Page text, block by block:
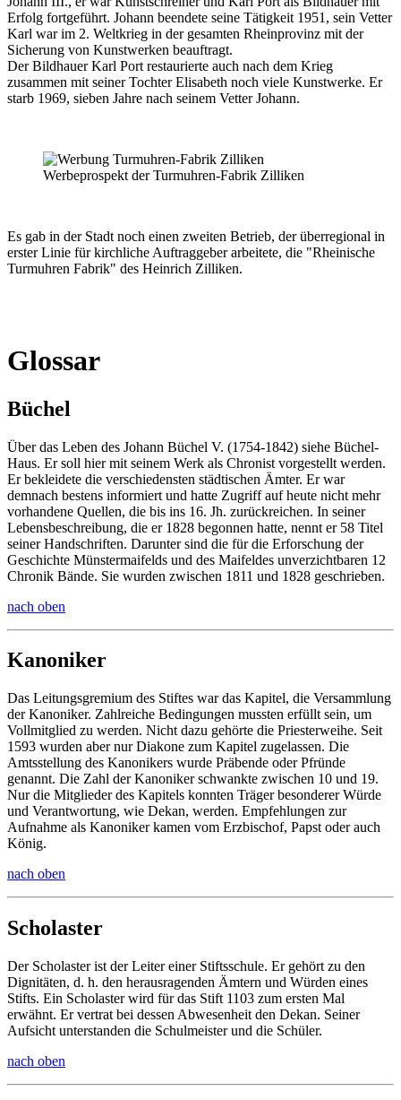
Erfolg fortgeführt. Johann beendete seine Tätigkeit 1951, sein Vetter
Karl war im 2. Weltkrieg in der gesamten Rheinprovinz mit der
Sicherung von Kunstwerken beauftragt.
Der Bildhauer Karl Port restaurierte auch nach dem Krieg
zusammen mit seiner Tochter Elisabeth noch viele Kunstwerke. Er
starb 1969, sieben Jahre nach seinem Vetter Johann.
Werbeprospekt der Turmuhren-Fabrik Zilliken
Es gab in der Stadt noch einen zweiten Betrieb, der überregional in
erster Linie für kirchliche Auftraggeber arbeitete, die "Rheinische
Turmuhren Fabrik" des Heinrich Zilliken.
Glossar
Büchel
Über das Leben des Johann Büchel V. (1754-1842) siehe Büchel-
Haus. Er soll hier mit seinem Werk als Chronist vorgestellt werden.
Er bekleidete die verschiedensten städtischen Ämter. Er war
demnach bestens informiert und hatte Zugriff auf heute nicht mehr
vorhandene Quellen, die bis ins 16. Jh. zurückreichen. In seiner
Lebensbeschreibung, die er 1828 begonnen hatte, nennt er 58 Titel
seiner Handschriften. Darunter sind die für die Erforschung der
Geschichte Münstermaifelds und des Maifeldes unverzichtbaren 12
Chronik Bände. Sie wurden zwischen 1811 und 1828 geschrieben.
nach oben
Kanoniker
Das Leitungsgremium des Stiftes war das Kapitel, die Versammlung
der Kanoniker. Zahlreiche Bedingungen mussten erfüllt sein, um
Vollmitglied zu werden. Nicht dazu gehörte die Priesterweihe. Seit
1593 wurden aber nur Diakone zum Kapitel zugelassen. Die
Amtsstellung des Kanonikers wurde Präbende oder Pfründe
genannt. Die Zahl der Kanoniker schwankte zwischen 10 und 19.
Nur die Mitglieder des Kapitels konnten Träger besonderer Würde
und Verantwortung, wie Dekan, werden. Empfehlungen zur
Aufnahme als Kanoniker kamen vom Erzbischof, Papst oder auch
König.
nach oben
Scholaster
Der Scholaster ist der Leiter einer Stiftsschule. Er gehört zu den
Dignitäten, d. h. den herausragenden Ämtern und Würden eines
Stifts. Ein Scholaster wird für das Stift 1103 zum ersten Mal
erwähnt. Er vertrat bei dessen Abwesenheit den Dekan. Seiner
Aufsicht unterstanden die Schulmeister und die Schüler.
nach oben